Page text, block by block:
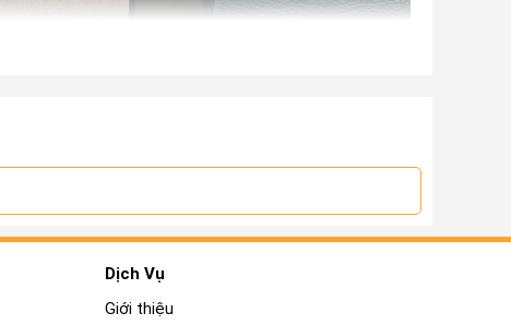
Dịch Vụ
Giới thiệu